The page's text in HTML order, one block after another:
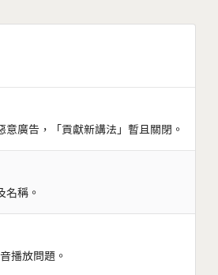
意廣告，「貢獻新講法」暫且關閉。
名稱。
播放問題。